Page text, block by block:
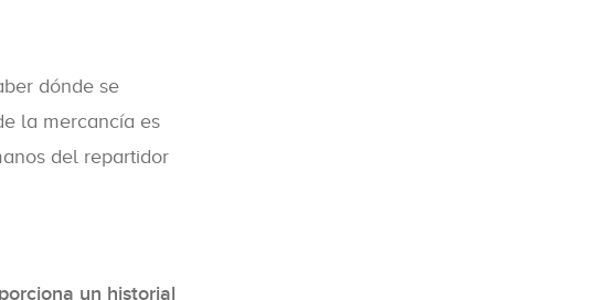
dónde se
la mercancía es
del repartidor
un historial